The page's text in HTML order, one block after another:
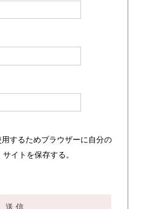
するためブラウザーに自分の
イトを保存する。